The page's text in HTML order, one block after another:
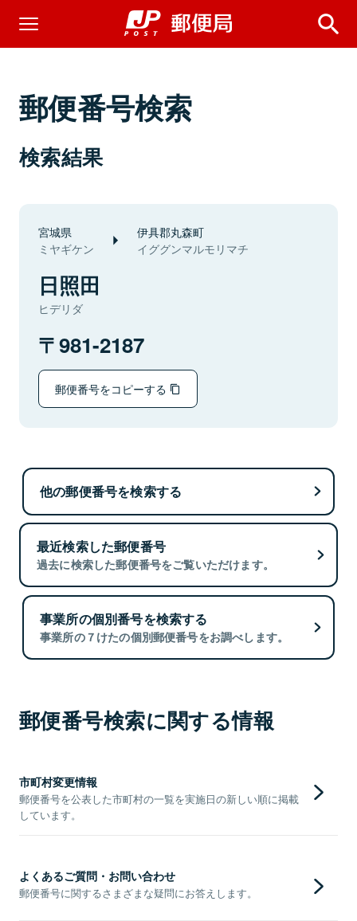
郵便番号検索
検索結果
宮城県
ミヤギケン
伊具郡丸森町
イググンマルモリマチ
日照田
ヒデリダ
981-2187
郵便番号をコピーする
他の郵便番号を検索する
最近検索した郵便番号
過去に検索した郵便番号をご覧いただけます。
事業所の個別番号を検索する
事業所の７けたの個別郵便番号をお調べします。
郵便番号検索に関する情報
市町村変更情報
郵便番号を公表した市町村の一覧を実施日の新しい順に掲載
しています。
よくあるご質問・お問い合わせ
郵便番号に関するさまざまな疑問にお答えします。